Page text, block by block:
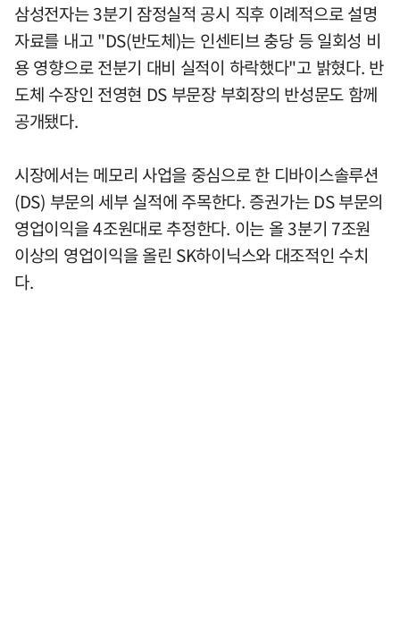
삼성전자는 3분기 잠정실적 공시 직후 이례적으로 설명
자료를 내고 "DS(반도체)는 인센티브 충당 등 일회성 비
용 영향으로 전분기 대비 실적이 하락했다"고 밝혔다. 반
도체 수장인 전영현 DS 부문장 부회장의 반성문도 함께
공개됐다.
시장에서는 메모리 사업을 중심으로 한 디바이스솔루션
(DS) 부문의 세부 실적에 주목한다. 증권가는 DS 부문의
영업이익을 4조원대로 추정한다. 이는 올 3분기 7조원
이상의 영업이익을 올린 SK하이닉스와 대조적인 수치
다.